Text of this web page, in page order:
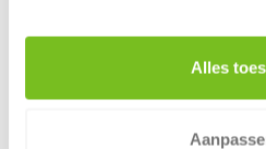
Alles
Bedrijven
Container huren voor bedrijven
Afvalinzameling